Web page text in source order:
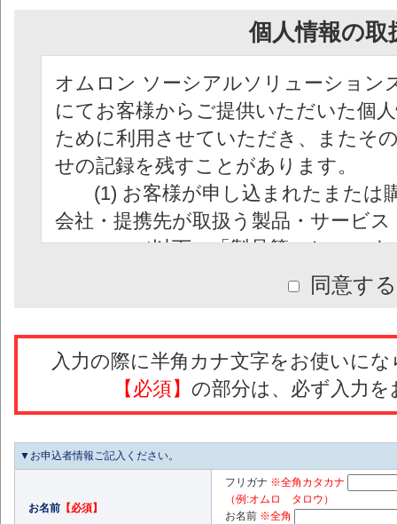
個人情報の取
オムロン ソーシアルソリューション
にてお客様からご提供いただいた個
ために利用させていただき、またそ
せの記録を残すことがあります。
(1) お客様が申し込まれたまたは
会社・提携先が取扱う製品・サービス
（以下、「製品等」といいます
(2)製品等に関する企画・開発・製
び商品情報等の各種情報の提供・案内
(3)製品等に関するキャンペーン・
内・実施
(4)製品等に関するアンケート等の
(5)弊社ホームページの閲覧履歴デ
お問い合わせに対し、適切な回答を
ープ企業に個人情報を含むお問い合
同意する
入力の際に半角カナ文字をお使いに
【必須】 の部分は、必ず入力
▼お申込者情報ご記入ください。
お名前 【必須】
フリガナ ※全角カタカナ
（例:オムロ タロウ）
お名前 ※全角